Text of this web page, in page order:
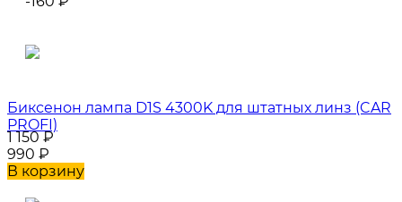
Биксенон лампа D1S 4300K для штатных линз (CAR
PROFI)
1 150₽
990 ₽
В корзину